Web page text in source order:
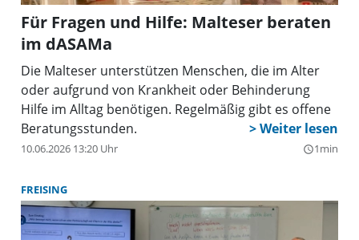
Für Fragen und Hilfe: Malteser beraten
im dASAMa
Die Malteser unterstützen Menschen, die im Alter
oder aufgrund von Krankheit oder Behinderung
Hilfe im Alltag benötigen. Regelmäßig gibt es offene
Beratungsstunden.
10.06.2026 13:20 Uhr query_builder1min
FREISING